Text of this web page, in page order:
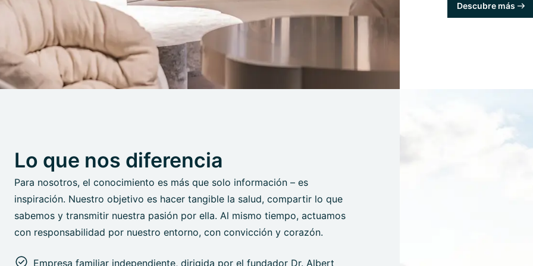
Descubre más
Lo que nos diferencia
Para nosotros, el conocimiento es más que solo información – es
inspiración. Nuestro objetivo es hacer tangible la salud, compartir lo que
sabemos y transmitir nuestra pasión por ella. Al mismo tiempo, actuamos
con responsabilidad por nuestro entorno, con convicción y corazón.
Empresa familiar independiente, dirigida por el fundador Dr. Albert